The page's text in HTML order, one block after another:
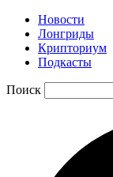
Новости
Лонгриды
Крипториум
Подкасты
Поиск